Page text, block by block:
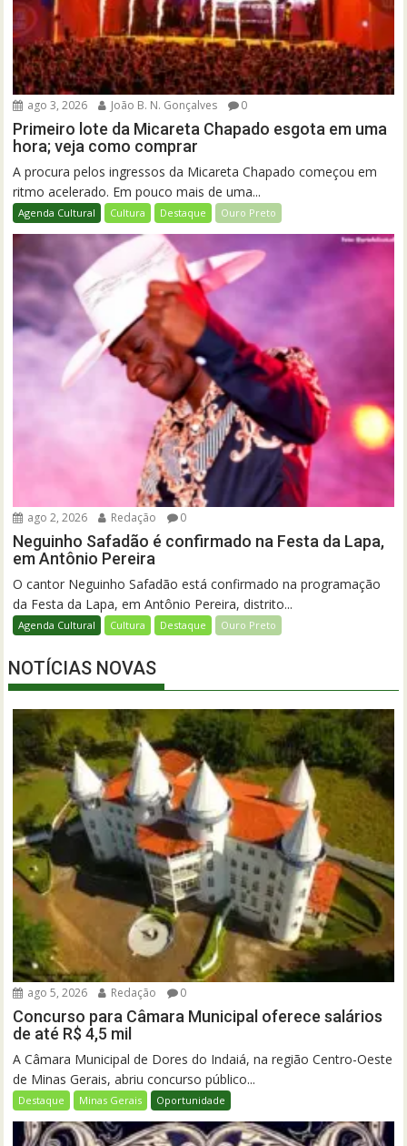
ago 3, 2026 João B. N. Gonçalves 0
Primeiro lote da Micareta Chapado esgota em uma
hora; veja como comprar
A procura pelos ingressos da Micareta Chapado começou em
ritmo acelerado. Em pouco mais de uma...
Agenda Cultural Cultura Destaque Ouro Preto
ago 2, 2026 Redação 0
Neguinho Safadão é confirmado na Festa da Lapa,
em Antônio Pereira
O cantor Neguinho Safadão está confirmado na programação
da Festa da Lapa, em Antônio Pereira, distrito...
Agenda Cultural Cultura Destaque Ouro Preto
NOTÍCIAS NOVAS
ago 5, 2026 Redação 0
Concurso para Câmara Municipal oferece salários
de até R$ 4,5 mil
A Câmara Municipal de Dores do Indaiá, na região Centro-Oeste
de Minas Gerais, abriu concurso público...
Destaque Minas Gerais Oportunidade